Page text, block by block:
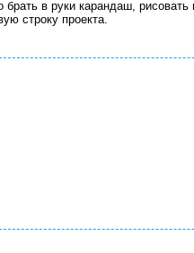
в руки карандаш,
строку проекта.